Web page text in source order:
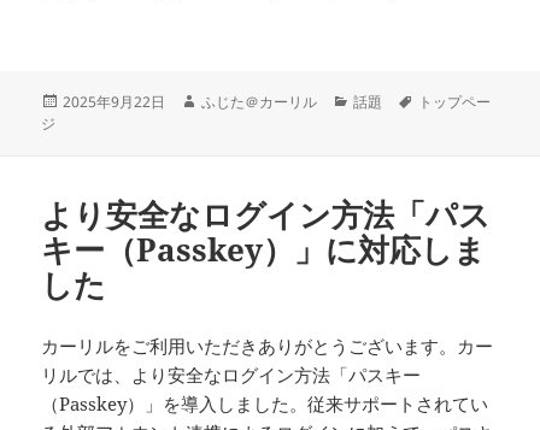
投
2025年9月22日
作
ふじた＠カーリル
カ
話題
タ
トップペー
ジ
より安全なログイン方法「パス
キー（Passkey）」に対応しま
した
カーリルをご利用いただきありがとうございます。カー
リルでは、より安全なログイン方法「パスキー
（Passkey）」を導入しました。従来サポートされてい